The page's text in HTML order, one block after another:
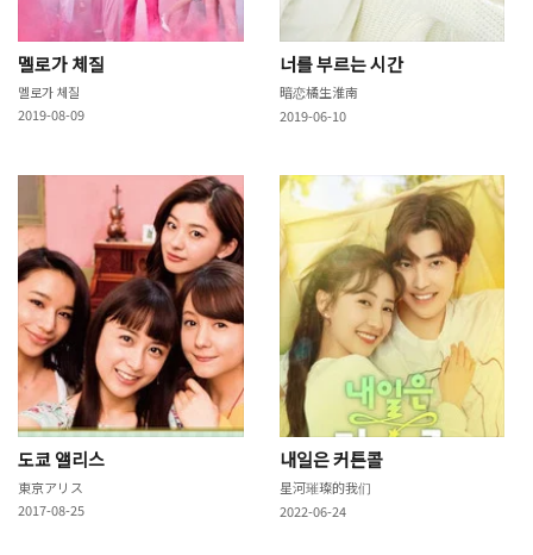
멜로가 체질
멜로가 체질
2019-08-09
너를 부르는 시간
暗恋橘生淮南
2019-06-10
도쿄 앨리스
東京アリス
2017-08-25
내일은 커튼콜
星河璀璨的我们
2022-06-24